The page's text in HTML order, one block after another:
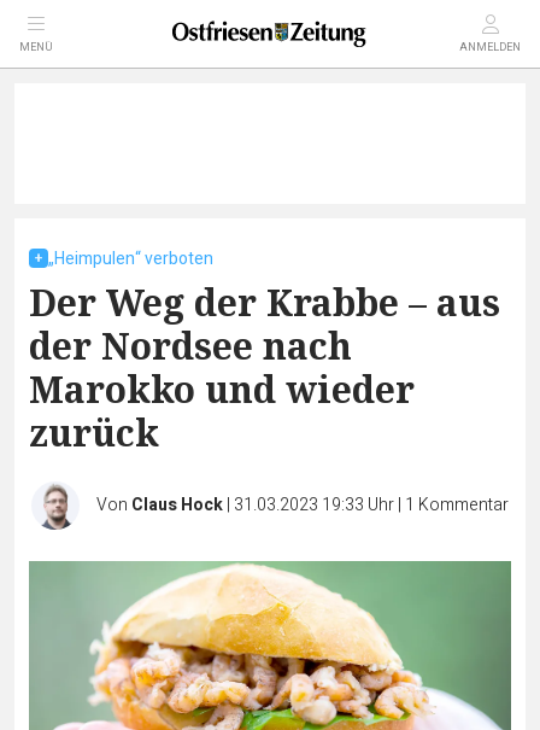
MENÜ ANMELDEN
„Heimpulen“ verboten
Der Weg der Krabbe – aus
der Nordsee nach
Marokko und wieder
zurück
Von Claus Hock| 31.03.2023 19:33 Uhr| 1 Kommentar